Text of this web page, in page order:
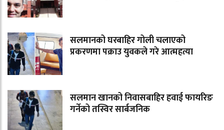
सलमानको घरबाहिर गोली चलाएको
प्रकरणमा पक्राउ युवकले गरे आत्महत्या
सलमान खानको निवासबाहिर हवाई फायरिङ
गर्नेको तस्विर सार्बजनिक